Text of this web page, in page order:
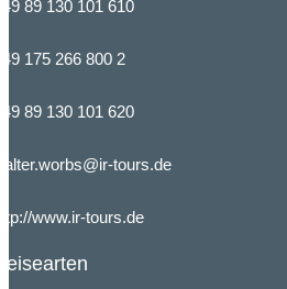
89 130 101 610
175 266 800 2
89 130 101 620
tours.de
www.ir-tours.de